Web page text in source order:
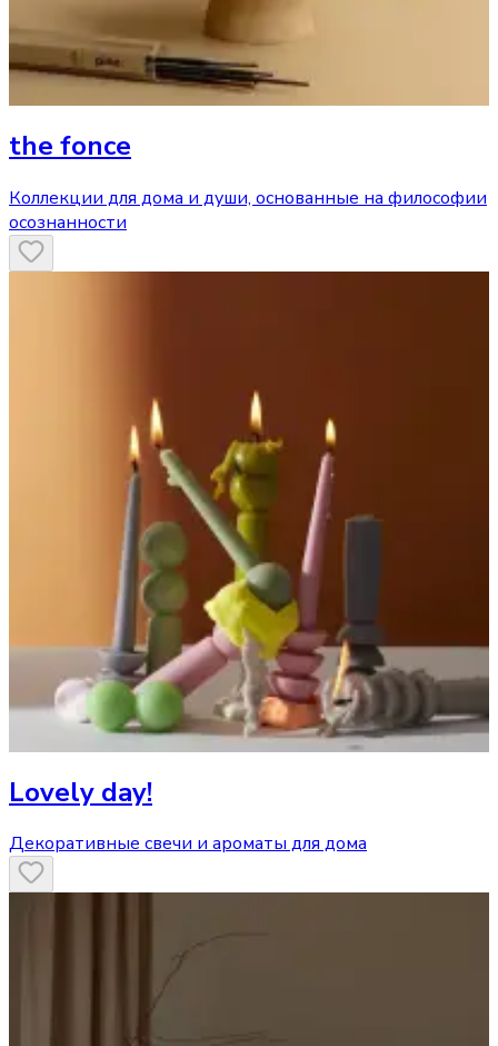
the fonce
Коллекции для дома и души, основанные на философии
осознанности
Lovely day!
Декоративные свечи и ароматы для дома